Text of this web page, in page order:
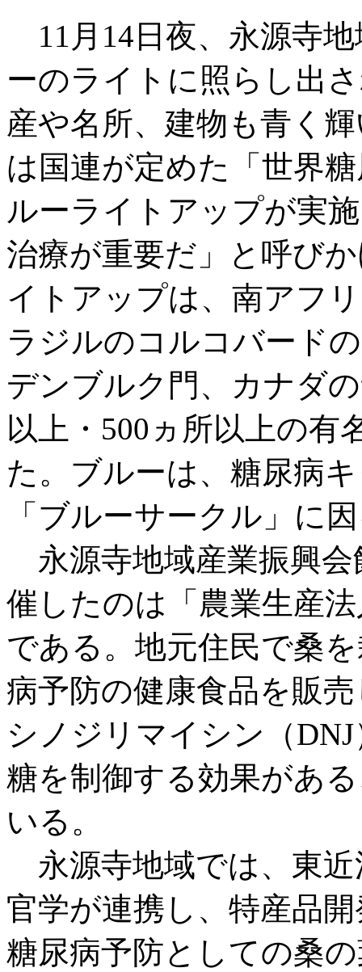
11月14日夜、永源寺
ーのライトに照らし出
産や名所、建物も青く
は国連が定めた「世界
ルーライトアップが実
治療が重要だ」と呼び
イトアップは、南アフ
ラジルのコルコバード
デンブルク門、カナダ
以上・500ヵ所以上の有
た。ブルーは、糖尿病
「ブルーサークル」に
永源寺地域産業振興
催したのは「農業生産
である。地元住民で桑
病予防の健康食品を販
シノジリマイシン（
糖を制御する効果があ
いる。
永源寺地域では、東
官学が連携し、特産品
糖尿病予防としての桑